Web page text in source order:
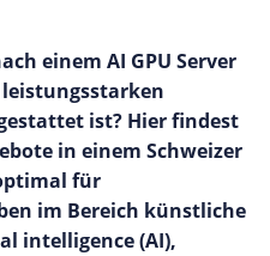
einem AI GPU Server
ist? Hier findest
in einem Schweizer
für
im Bereich künstliche
intelligence (AI),